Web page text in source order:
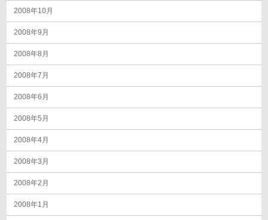
2008年10月
2008年9月
2008年8月
2008年7月
2008年6月
2008年5月
2008年4月
2008年3月
2008年2月
2008年1月